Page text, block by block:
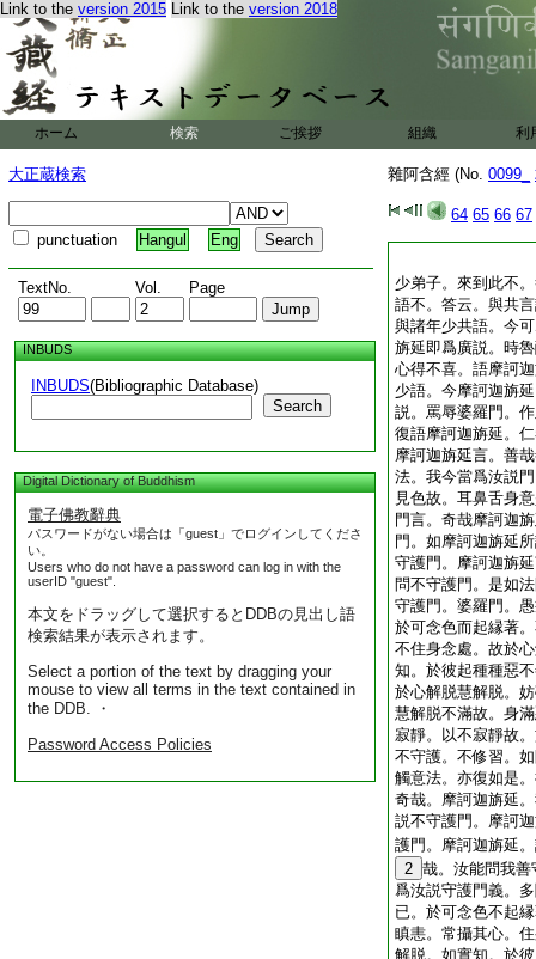
Link to the version 2015 Link to the version 2018
ホーム 検索 ご挨拶 組織 利
大正蔵検索
punctuation Hangul Eng
TextNo. Vol. Page
INBUDS
INBUDS(Bibliographic Database)
Search
Digital Dictionary of Buddhism
電子佛教辭典
パスワードがない場合は「guest」でログインしてくださ
い。
Users who do not have a password can log in with the
userID "guest".
本文をドラッグして選択するとDDBの見出し語
検索結果が表示されます。
Select a portion of the text by dragging your
mouse to view all terms in the text contained in
the DDB. ・
Password Access Policies
雜阿含經 (No. 0099_
64 65 66 67
少弟子。來到此不
語不。答云。與共
與諸年少共語。今
旃延即爲廣説。時
心得不喜。語摩訶
少語。今摩訶迦旃
説。罵辱婆羅門。
復語摩訶迦旃延。
摩訶迦旃延言。善
法。我今當爲汝説
見色故。耳鼻舌身
門言。奇哉摩訶迦
門。如摩訶迦旃延
守護門。摩訶迦旃
問不守護門。是如
守護門。婆羅門。
於可念色而起縁著
不住身念處。故於
知。於彼起種種惡
於心解脱慧解脱。
慧解脱不滿故。身
寂靜。以不寂靜故
不守護。不修習。
觸意法。亦復如是
奇哉。摩訶迦旃延
説不守護門。摩訶
護門。摩訶迦旃延
2 哉。汝能問我
爲汝説守護門義。
已。於可念色不起
瞋恚。常攝其心。
解脱。如實知。於